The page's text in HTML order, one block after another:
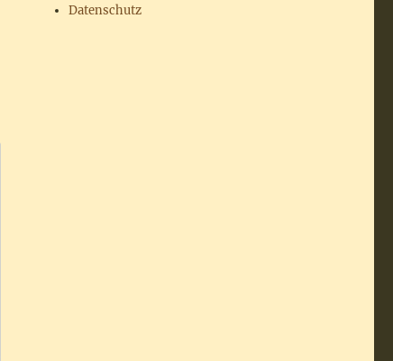
Datenschutz